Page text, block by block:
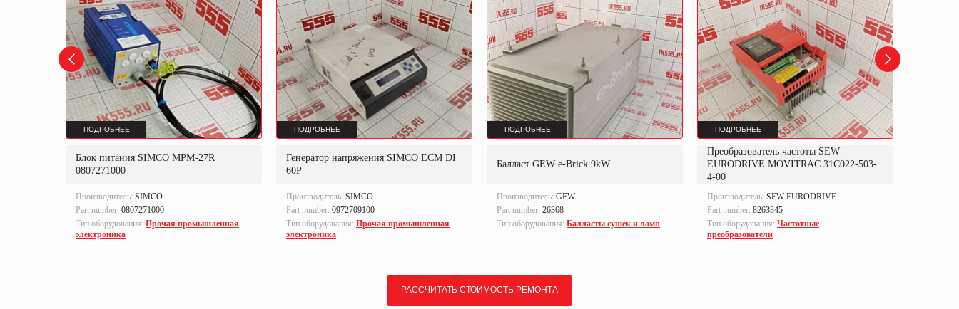
ПОДРОБНЕЕ
Блок питания SIMCO MPM-27R
0807271000
Производитель: SIMCO
Part number: 0807271000
Тип оборудования: Прочая промышленная
электроника
ПОДРОБНЕЕ
Генератор напряжения SIMCO ECM DI
60P
Производитель: SIMCO
Part number: 0972709100
Тип оборудования: Прочая промышленная
электроника
ПОДРОБНЕЕ
Балласт GEW e-Brick 9kW
Производитель: GEW
Part number: 26368
Тип оборудования: Балласты сушек и ламп
ПОДРОБНЕЕ
Преобразователь частоты SEW-
EURODRIVE MOVITRAC 31C022-503-
4-00
Производитель: SEW EURODRIVE
Part number: 8263345
Тип оборудования: Частотные
преобразователи
РАССЧИТАТЬ СТОИМОСТЬ РЕМОНТА